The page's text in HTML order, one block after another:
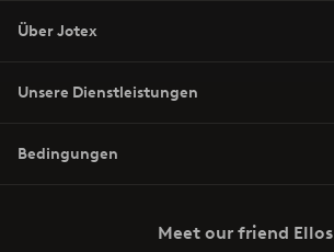
Über Jotex
Unsere Dienstleistungen
Bedingungen
Meet our friend Ellos